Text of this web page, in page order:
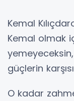
Kemal
Kemal olmak
güçlerin
O kadar